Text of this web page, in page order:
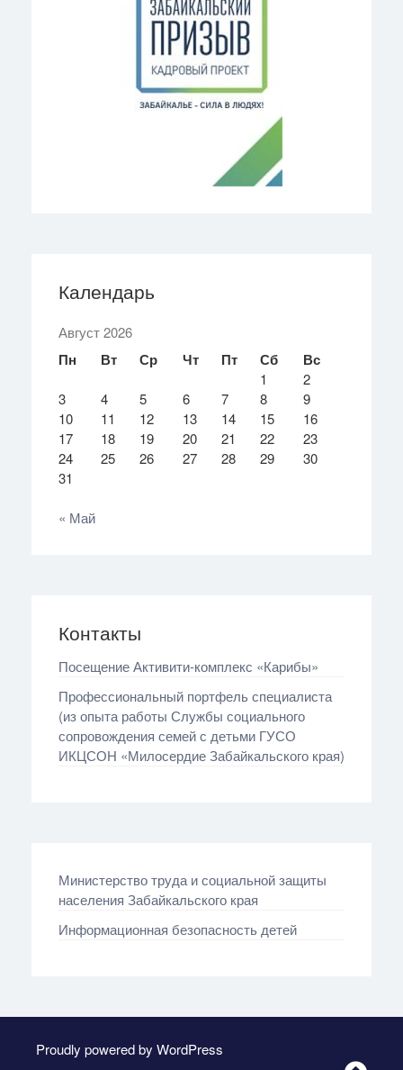
Календарь
Август 2026
Пн Вт Ср Чт Пт Сб Вс
1
2
3
4 5 6 7 8
9
10
11 12 13 14 15
16
17
18 19 20 21 22
23
24
25 26 27 28 29
30
31
« Май
Контакты
Посещение Активити‑комплекс «Карибы»
Профессиональный портфель специалиста
(из опыта работы Службы социального
сопровождения семей с детьми ГУСО
ИКЦСОН «Милосердие Забайкальского края)
Министерство труда и социальной защиты
населения Забайкальского края
Информационная безопасность детей
Proudly powered by WordPress